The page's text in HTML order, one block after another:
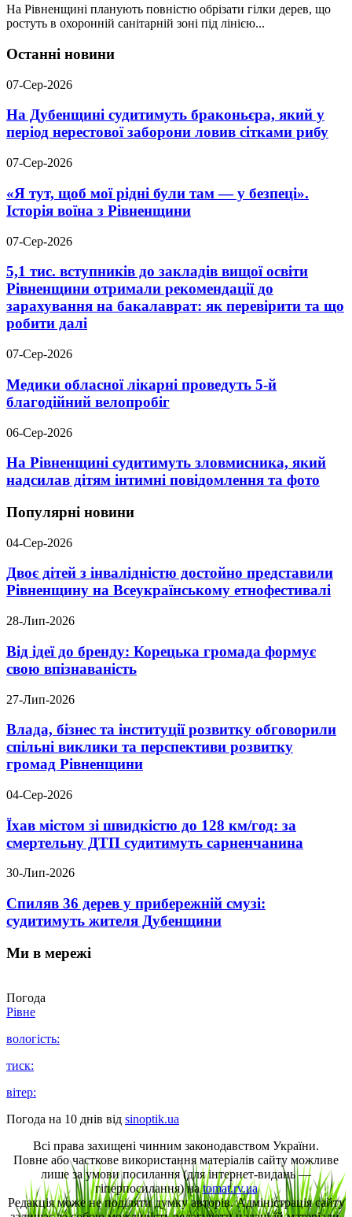
На Рівненщині планують повністю обрізати гілки дерев, що
ростуть в охоронній санітарній зоні під лінією...
Останні новини
07-Сер-2026
На Дубенщині судитимуть браконьєра, який у
період нерестової заборони ловив сітками рибу
07-Сер-2026
«Я тут, щоб мої рідні були там — у безпеці».
Історія воїна з Рівненщини
07-Сер-2026
5,1 тис. вступників до закладів вищої освіти
Рівненщини отримали рекомендації до
зарахування на бакалаврат: як перевірити та що
робити далі
07-Сер-2026
Медики обласної лікарні проведуть 5-й
благодійний велопробіг
06-Сер-2026
На Рівненщині судитимуть зловмисника, який
надсилав дітям інтимні повідомлення та фото
Популярні новини
04-Сер-2026
Двоє дітей з інвалідністю достойно представили
Рівненщину на Всеукраїнському етнофестивалі
28-Лип-2026
Від ідеї до бренду: Корецька громада формує
свою впізнаваність
27-Лип-2026
Влада, бізнес та інституції розвитку обговорили
спільні виклики та перспективи розвитку
громад Рівненщини
04-Сер-2026
Їхав містом зі швидкістю до 128 км/год: за
смертельну ДТП судитимуть сарненчанина
30-Лип-2026
Спиляв 36 дерев у прибережній смузі:
судитимуть жителя Дубенщини
Ми в мережі
Погода
Рівне
вологість:
тиск:
вітер:
Погода на 10 днів від sinoptik.ua
Всі права захищені чинним законодавством України.
Повне або часткове використання матеріалів сайту можливе
лише за умови посилання (для інтернет-видань —
гіперпосилання) наtomat.rv.ua
Редакція може не поділяти думку авторів. Адміністрація сайту